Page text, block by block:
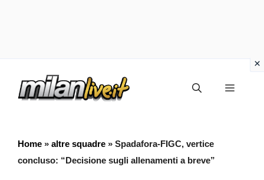
Menu
Home » altre squadre » Spadafora-FIGC, vertice
concluso: “Decisione sugli allenamenti a breve”